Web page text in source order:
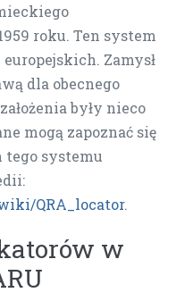
roku. Ten system
Zamysł
dla obecnego
były nieco
mogą zapoznać się
tego systemu
QRA_locator.
w